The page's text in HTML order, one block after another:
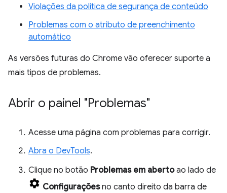
Violações da política de segurança de conteúdo
Problemas com o atributo de preenchimento
automático
As versões futuras do Chrome vão oferecer suporte a
mais tipos de problemas.
Abrir o painel "Problemas"
Acesse uma página com problemas para corrigir.
Abra o DevTools.
Clique no botão Problemas em abertoao lado de
Configuraçõesno canto direito da barra de